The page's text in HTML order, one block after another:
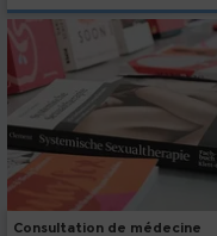
Consultation de médecine